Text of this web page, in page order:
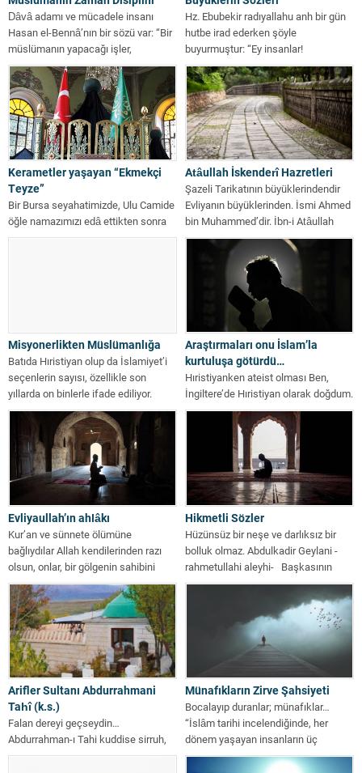
Dâvâ adamı ve mücadele insanı
Hasan el-Bennâ’nın bir sözü var: “Bir
müslümanın yapacağı işler,
vaktinden...
Hz. Ebubekir radıyallahu anh bir gün
hutbe irad ederken şöyle
buyurmuştur: “Ey insanlar!
Büyüklenmekden sakının....
Kerametler yaşayan “Ekmekçi
Teyze”
Bir Bursa seyahatimizde, Ulu Camide
öğle namazımızı edâ ettikten sonra
çıktık. Eşim, arabayı otoparktan
Atâullah İskenderî Hazretleri
Şazeli Tarikatının büyüklerindendir
Evliyanın büyüklerinden. İsmi Ahmed
bin Muhammed’dir. İbn-i Atâullah
İskenderi, Tacüddin-i İskenderi...
Misyonerlikten Müslümanlığa
Batıda Hıristiyan olup da İslamiyet’i
seçenlerin sayısı, özellikle son
yıllarda on binlerle ifade ediliyor.
Onların...
Araştırmaları onu İslam’la
kurtuluşa götürdü…
Hıristiyanken ateist olması Ben,
İngiltere’de Hıristiyan olarak doğdum.
Vaftiz edildim ve bugün elimizde
bulunan İncil’de...
Evliyaullah’ın ahlâkı
Kur’an ve sünnete ölümüne
bağlıydılar Allah kendilerinden razı
olsun, onlar, bir gölgenin sahibini
takip ettiği...
Hikmetli Sözler
Hüzünsüz bir neşe ve darlıksız bir
bolluk olmaz. Abdulkadir Geylani -
rahmetullahi aleyhi- Başkasının
kötü...
Arifler Sultanı Abdurrahmani
Tahî (k.s.)
Falan dereyi geçseydin…
Abdurrahman-ı Tahi kuddise sirruh,
miladi 1831 yılında Şirvan
Münafıkların Zirve Şahsiyeti
Bocalayıp duranlar; münafıklar…
“İslâm tarihi incelendiğinde, her
dönem yaşayan insanların üç
sınıftan birine dâhil oldukları...